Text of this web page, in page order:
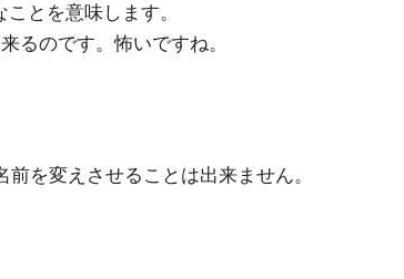
とを意味します。
るのです。怖いですね。
を変えさせることは出来ません。